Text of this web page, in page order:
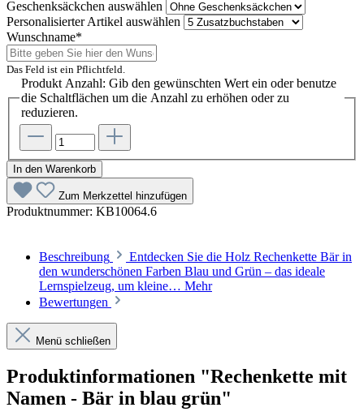
Geschenksäckchen auswählen
Personalisierter Artikel auswählen
Wunschname*
Das Feld ist ein Pflichtfeld.
Produkt Anzahl: Gib den gewünschten Wert ein oder benutze
die Schaltflächen um die Anzahl zu erhöhen oder zu
reduzieren.
In den Warenkorb
Zum Merkzettel hinzufügen
Produktnummer: KB10064.6
Beschreibung
Entdecken Sie die Holz Rechenkette Bär in
den wunderschönen Farben Blau und Grün – das ideale
Lernspielzeug, um kleine… Mehr
Bewertungen
Menü schließen
Produktinformationen "Rechenkette mit
Namen - Bär in blau grün"